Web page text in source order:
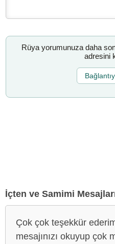
Rüya yorumunuza daha
adresini
İçten ve Samimi
Çok çok teşekkür
mesajınızı okuyup çok